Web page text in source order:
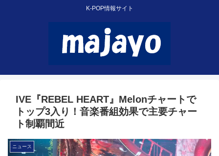
K-POP情報サイト
IVE『REBEL HEART』Melonチャートで
トップ3入り！音楽番組効果で主要チャー
ト制覇間近
ニュース